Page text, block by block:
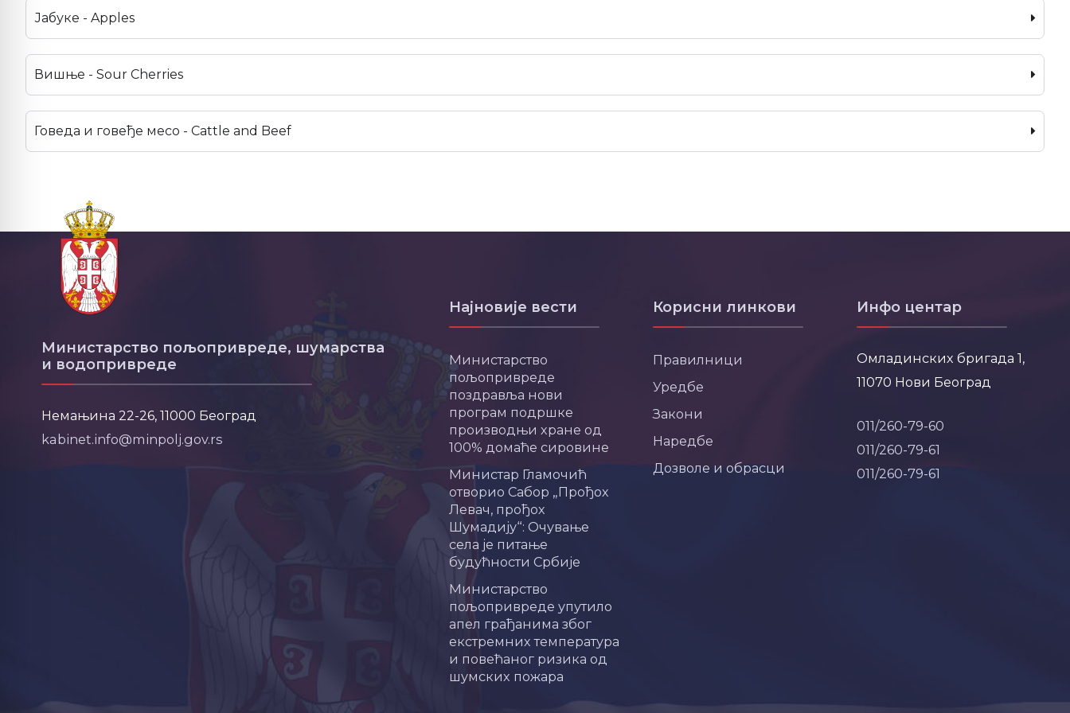
Јабуке - Apples
Вишње - Sour Cherries
Говеда и говеђе месо - Cattle and Beef
Министарство пољопривреде, шумарства
и водопривреде
Немањина 22-26, 11000 Београд
kabinet.info@minpolj.gov.rs
Најновије вести
Министарство
пољопривреде
поздравља нови
програм подршке
производњи хране од
100% домаће сировине
Министар Гламочић
отворио Сабор „Прођох
Левач, прођох
Шумадију“: Очување
села је питање
будућности Србије
Министарство
пољопривреде упутило
апел грађанима због
екстремних температура
и повећаног ризика од
шумских пожара
Корисни линкови
Правилници
Уредбе
Закони
Наредбе
Дозволе и обрасци
Инфо центар
Омладинских бригада 1,
11070 Нови Београд
011/260-79-60
011/260-79-61
011/260-79-61